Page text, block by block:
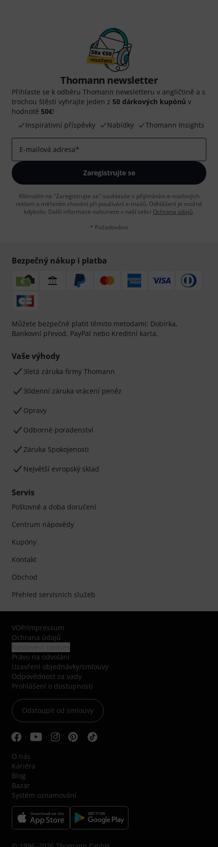
Thomann newsletter
Přihlaste se k odběru Thomann newsletteru v angličtině a s
trochou štěstí vyhrajte jeden z 50 dárkových kupónů v
hodnotě 50€!
Inspirativní příspěvky
Nabídky Thomann Insights
E-mailová adresa*
Zaregistrujte se
Kliknutím na "Zaregistrujte se" souhlasíte s přijímáním e-mailových
reklam a měřením chování při používání e-mailů. Odhlášení je možné
kdykoliv. Další informace naleznete v naší sekci Ochrana údajů.
* Požadováno
Bezpečný nákup i platba
Můžete bezpečně platit těmito metodami: Dobírka,
Bankovní převod, PayPal nebo Kreditní karta.
Vaše výhody
3letá záruka firmy Thomann
30denní záruka vrácení peněz
Opravy
Odborné poradenství
Záruka Spokojenosti
Největší evropský sklad
Servis
Poštovné a doba doručení
Centrum nápovědy
Kupóny
Kontakt
Obchod
Přehled servisních služeb
VOP/Impressum
Ochrana údajů
Právo na odvolání
Uzavření objednávky/smlouvy
Odpovědnost za vady
Prohlášení o dostupnosti
Odstoupit od smlouvy
O nás
Kariéra
Blog
Bazar
Systém oznamování